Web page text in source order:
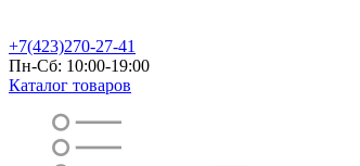
+7(423)270-27-41
Пн-Сб: 10:00-19:00
Каталог товаров